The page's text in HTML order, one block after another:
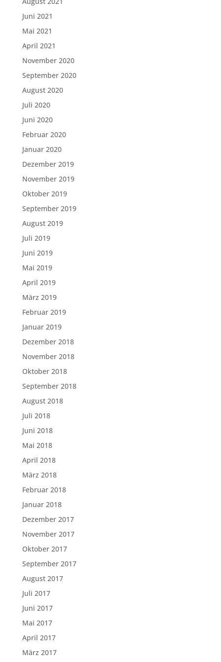
Juni 2021
Mai 2021
April 2021
November 2020
September 2020
August 2020
Juli 2020
Juni 2020
Februar 2020
Januar 2020
Dezember 2019
November 2019
Oktober 2019
September 2019
August 2019
Juli 2019
Juni 2019
Mai 2019
April 2019
März 2019
Februar 2019
Januar 2019
Dezember 2018
November 2018
Oktober 2018
September 2018
August 2018
Juli 2018
Juni 2018
Mai 2018
April 2018
März 2018
Februar 2018
Januar 2018
Dezember 2017
November 2017
Oktober 2017
September 2017
August 2017
Juli 2017
Juni 2017
Mai 2017
April 2017
März 2017